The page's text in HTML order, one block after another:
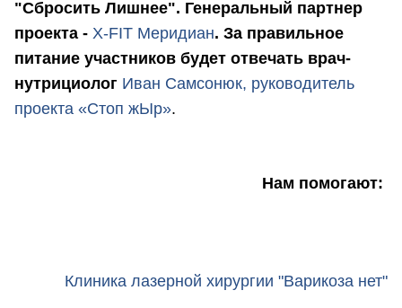
"Сбросить Лишнее". Генеральный партнер
проекта - X-FIT Меридиан. За правильное
питание участников будет отвечать врач-
нутрициолог Иван Самсонюк, руководитель
проекта «Стоп жЫр».
Нам помогают:
Клиника лазерной хирургии "Варикоза нет"